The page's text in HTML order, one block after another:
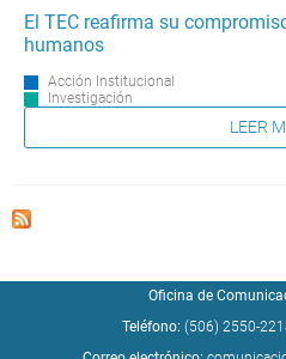
El TEC reafirma su
humanos
Acción Institucional
Investigación
LEER
Oficina de
Teléfono: (506) 2550-